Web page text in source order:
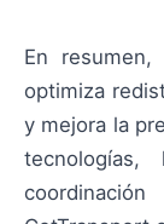
En
optimiza
y mejora la